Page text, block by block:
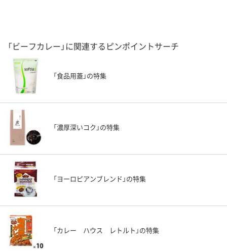
「ビーフカレー」に関連するピンポイントサーチ
「食品用蓋」の特集
「濃厚深いコク」の特集
「ヨーロピアンブレンド」の特集
「カレー ハウス レトルト」の特集